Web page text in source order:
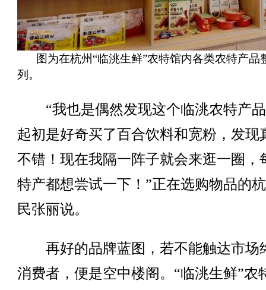
图为在杭州“临洮生鲜”农特馆内各类农特产品
列。
“我也是偶然发现这个临洮农特产
起初是好奇买了百合饮料和宽粉，发现
不错！现在我隔一阵子就会来逛一圈，
特产都想尝试一下！”正在选购物品的
民张丽说。
再好的品牌蓝图，若不能触达市场
消费者，便是空中楼阁。“临洮生鲜”农